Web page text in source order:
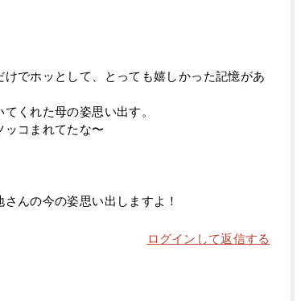
でホッとして、とっても嬉しかった記憶があ
くれた母の姿思い出す。
ッコまれてたな〜
んの今の姿思い出しますよ！
ログインして返信する